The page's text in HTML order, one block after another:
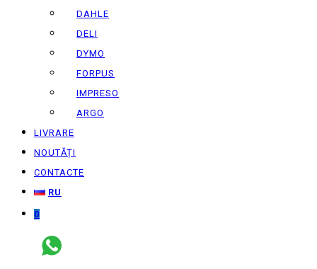
DAHLE
DELI
DYMO
FORPUS
IMPRESO
ARGO
LIVRARE
NOUTĂȚI
CONTACTE
RU
0